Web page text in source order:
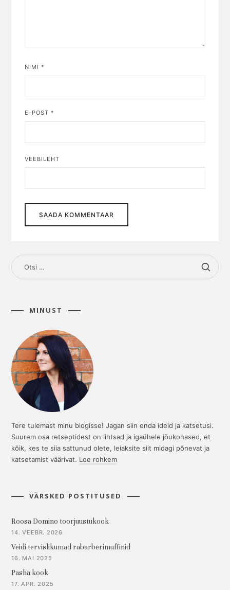
NIMI*
E-POST*
VEEBILEHT
MINUST
Tere tulemast minu blogisse! Jagan siin enda ideid ja katsetusi.
Suurem osa retseptidest on lihtsad ja igaühele jõukohased, et
kõik, kes te siia sattunud olete, leiaksite siit midagi põnevat ja
katsetamist väärivat. Loe rohkem
VÄRSKED POSTITUSED
Roosa Domino toorjuustukook
14. VEEBR. 2026
Veidi tervislikumad rabarberimuffinid
16. MAI 2025
Pasha kook
17. APR. 2025